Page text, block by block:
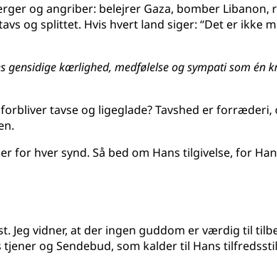
og angriber: belejrer Gaza, bomber Libanon,
og splittet. Hvis hvert land siger: “Det er ikke
gensidige kærlighed, medfølelse og sympati som én
tavse og ligeglade? Tavshed er
for hver synd. Så bed om Hans tilgivelse, for
vidner, at der ingen guddom er værdig til
og Sendebud, som kalder til Hans